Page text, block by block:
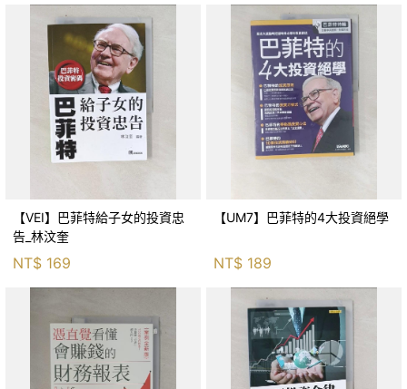
斯, 簡瑋君
【VEI】巴菲特給子女的投資忠
告_林汶奎
NT$ 169
【UM7】巴菲特的4大投資絕學
NT$ 189